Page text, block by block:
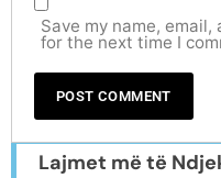
Save my name,
for the next time I
Lajmet më të